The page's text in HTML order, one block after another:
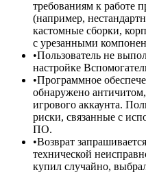
требованиям к работе
(например,
кастомные сборки,
с урезанными
•Пользователь не
настройке
•Программное
обнаружено
игрового аккаунта.
риски, связанные с
ПО.
•Возврат
технической
купил случайно,